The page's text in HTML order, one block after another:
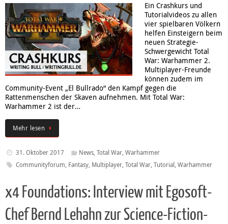
Ein Crashkurs und
Tutorialvideos zu allen
vier spielbaren Völkern
helfen Einsteigern beim
neuen Strategie-
Schwergewicht Total
War: Warhammer 2.
Multiplayer-Freunde
können zudem im
Community-Event „El Bullrado“ den Kampf gegen die
Rattenmenschen der Skaven aufnehmen. Mit Total War:
Warhammer 2 ist der…
Mehr lesen
31. Oktober 2017 News,Total War,Warhammer
Communityforum, Fantasy, Multiplayer, Total War, Tutorial, Warhammer
x4 Foundations: Interview mit Egosoft-
Chef Bernd Lehahn zur Science-Fiction-